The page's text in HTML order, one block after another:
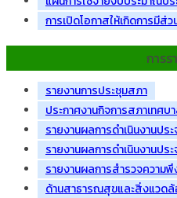
การเปิดโอกาสให้เกิดการมีส่
การร
รายงานการประชุมสภา
ประกาศงานกิจการสภาเทศบ
รายงานผลการดำเนินงานประ
รายงานผลการดำเนินงานปร
รายงานผลการสำรวจความ
ด้านสาธารณสุขและสิ่งแวด